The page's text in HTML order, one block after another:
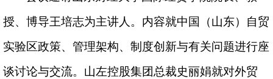
授、博导王培志为主讲人。 内容就中国（山东） 自贸
实验 区政策、管理架构、制度创新与有关问题进行座
谈讨论与交流。山左控股集团总裁史丽娟就对外贸